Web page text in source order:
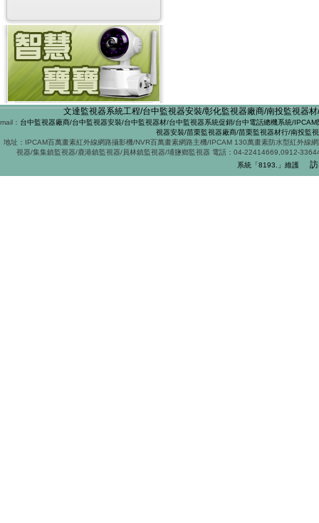
文達監視器系統工程/台中監視器安裝/彰化監視器廠商/南投監視器
mail： 台中監視器廠商/台中監視器安裝/台中監視器材/台中監視器系統促銷/台中電話總機系統/
視器安裝/苗栗監視器廠商/苗栗監視器材行/南投監
地址：IPCAM百萬畫素紅外線網路攝影機/NVR百萬畫素網路主機/IPCAM 130萬畫素防水型紅外
視器/集集鎮監視器/鹿港鎮監視器/員林鎮監視器/埔鹽鄉監視器 電話：04-22414669,0912-
系統「8193
」維護